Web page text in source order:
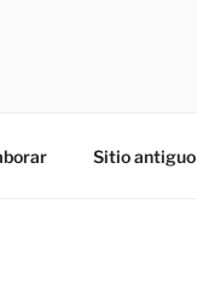
Sitio antiguo